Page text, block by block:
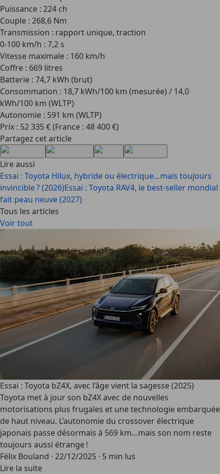
Puissance : 224 ch
Couple : 268,6 Nm
Transmission : rapport unique, traction
0-100 km/h : 7,2 s
Vitesse maximale : 160 km/h
Coffre : 669 litres
Batterie : 74,7 kWh (brut)
Consommation : 18,7 kWh/100 km (mesurée) / 14,0
kWh/100 km (WLTP)
Autonomie : 591 km (WLTP)
Prix : 52 335 € (France : 48 400 €)
Partagez cet article
Lire aussi
Essai : Toyota Hilux, hybride ou électrique…mais toujours
invincible ? (2026)Essai : Toyota RAV4, le best-seller mondial
fait peau neuve (2027)
Tous les articles
Voir tout
Essai : Toyota bZ4X, avec l’âge vient la sagesse (2025)
Toyota met à jour son bZ4X avec de nouvelles
motorisations plus frugales et une technologie embarquée
de haut niveau. L’autonomie du crossover électrique
japonais passe désormais à 569 km…mais son nom reste
toujours aussi étrange !
Félix Bouland · 22/12/2025 · 5 min lus
Lire la suite